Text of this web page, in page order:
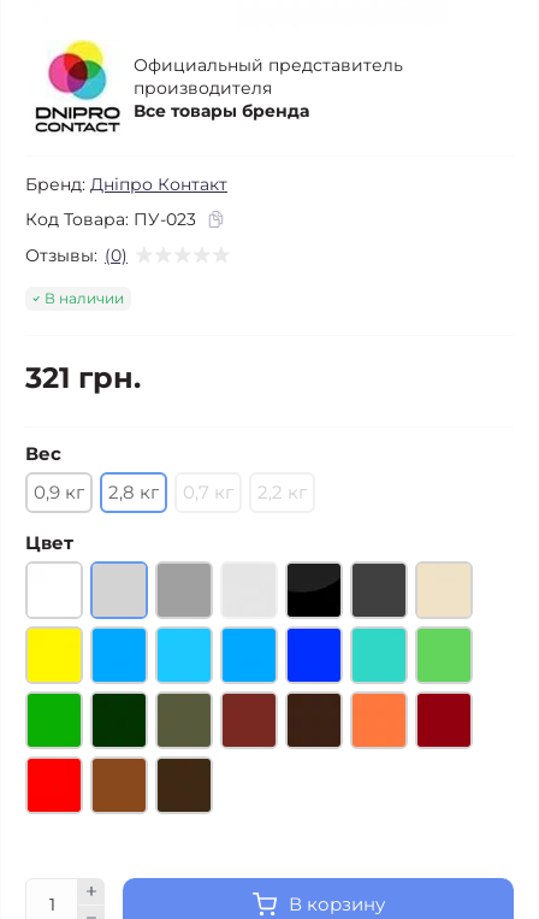
Официальный представитель
производителя
Все товары бренда
Бренд: Дніпро Контакт
Код Товара: ПУ-023
Отзывы: (0)
В наличии
321 грн.
Вес
0,9 кг
2,8 кг 0,7 кг 2,2 кг
Цвет
В корзину